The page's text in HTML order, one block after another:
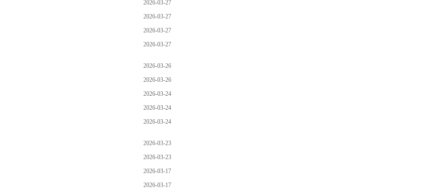
2026-03-27
2026-03-27
2026-03-27
2026-03-27
2026-03-26
2026-03-26
2026-03-24
2026-03-24
2026-03-24
2026-03-23
2026-03-23
2026-03-17
2026-03-17